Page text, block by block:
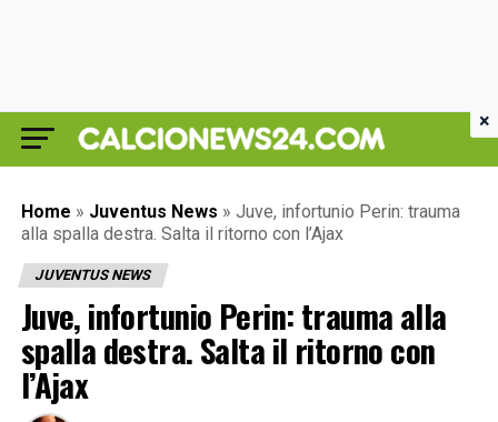
Home » Juventus News » Juve, infortunio Perin: trauma
alla spalla destra. Salta il ritorno con l’Ajax
JUVENTUS NEWS
Juve, infortunio Perin: trauma alla
spalla destra. Salta il ritorno con
l’Ajax
×